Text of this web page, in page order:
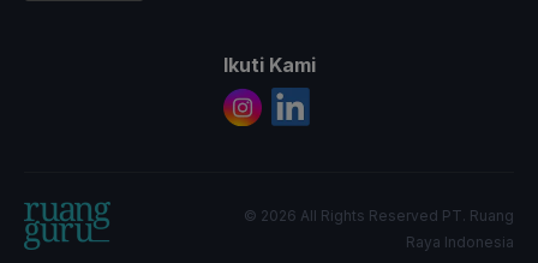
Ikuti Kami
© 2026 All Rights Reserved PT. Ruang
Raya Indonesia